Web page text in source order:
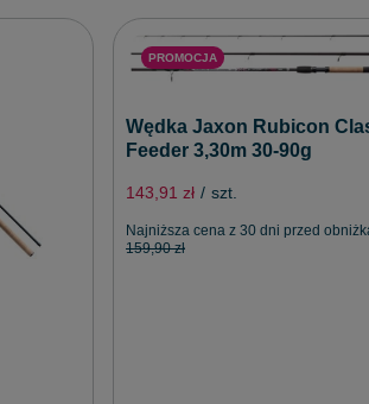
PROMOCJA
Wędka Jaxon Rubicon
Feeder 3,30m 30-90g
143,91 zł / szt.
Najniższa cena z 30 dni przed
159,90 zł